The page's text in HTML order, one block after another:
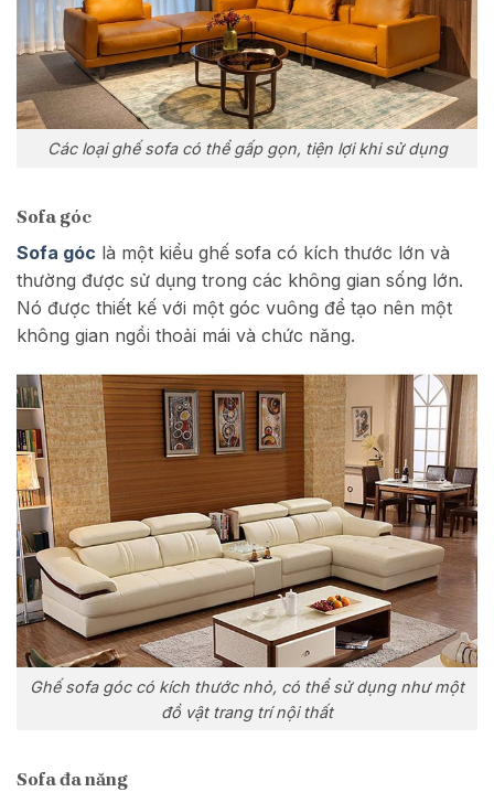
Các loại ghế sofa có thể gấp gọn, tiện lợi khi sử dụng
Sofa góc
Sofa góc là một kiểu ghế sofa có kích thước lớn và
thường được sử dụng trong các không gian sống lớn.
Nó được thiết kế với một góc vuông để tạo nên một
không gian ngồi thoải mái và chức năng.
Ghế sofa góc có kích thước nhỏ, có thể sử dụng như một
đồ vật trang trí nội thất
Sofa đa năng